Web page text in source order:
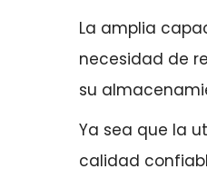
La amplia
necesidad de
su
Ya sea que la
calidad